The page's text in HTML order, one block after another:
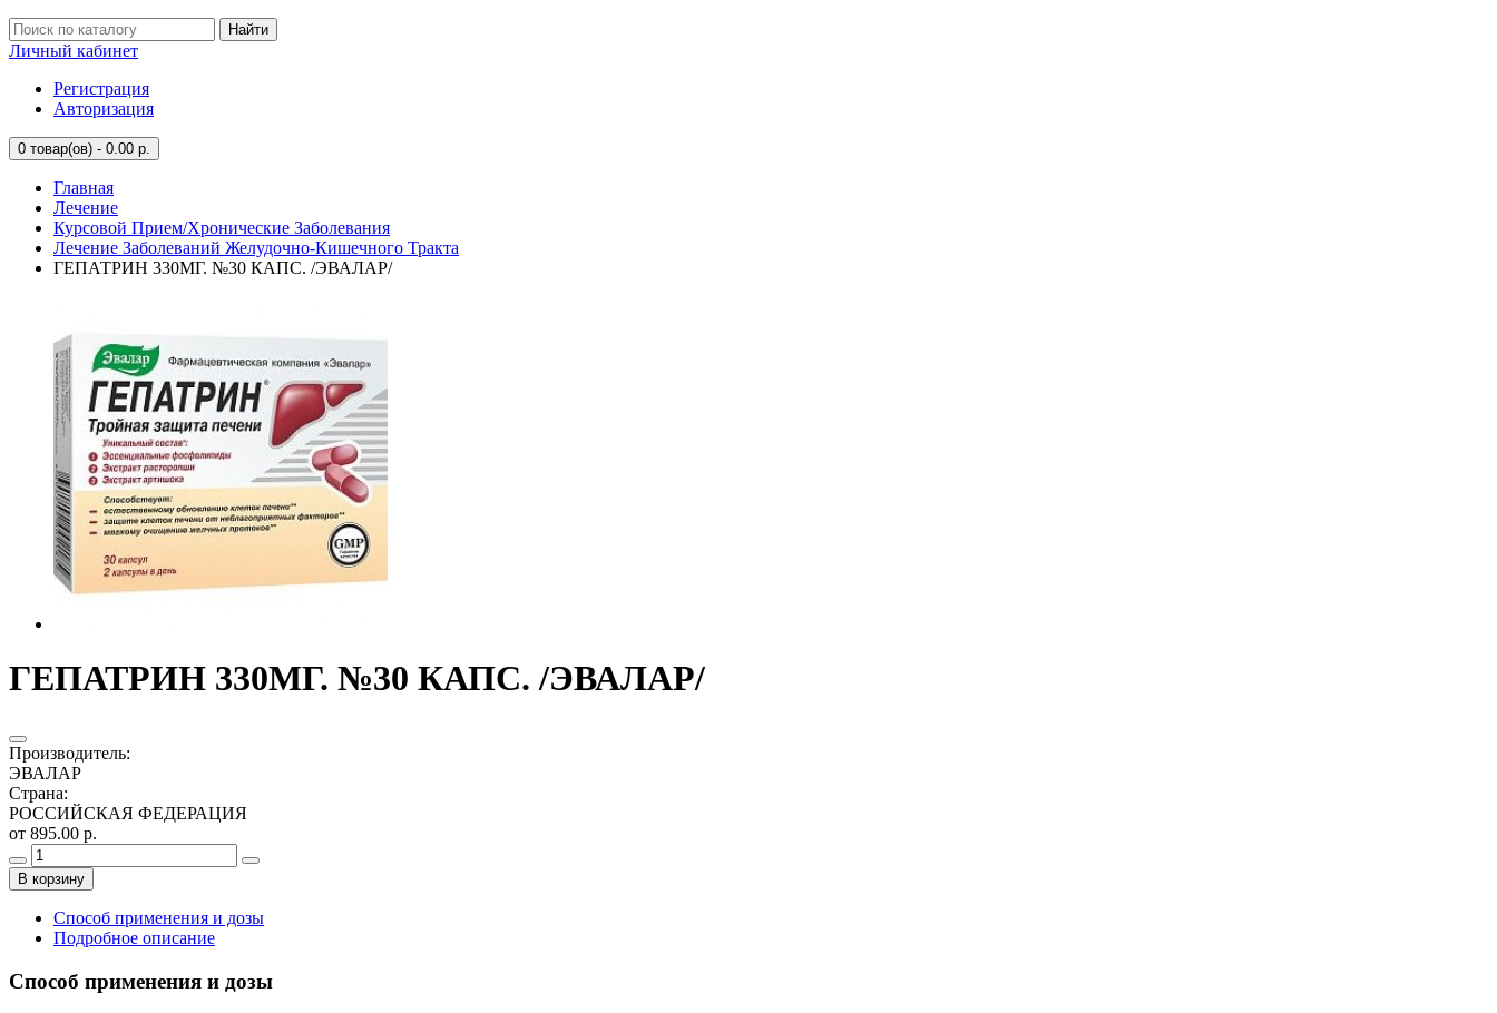
Найти
Личный кабинет
Регистрация
Авторизация
0 товар(ов) - 0.00 р.
Главная
Лечение
Курсовой Прием/Хронические Заболевания
Лечение Заболеваний Желудочно-Кишечного Тракта
ГЕПАТРИН 330МГ. №30 КАПС. /ЭВАЛАР/
ГЕПАТРИН 330МГ. №30 КАПС. /ЭВАЛАР/
Производитель:
ЭВАЛАР
Страна:
РОССИЙСКАЯ ФЕДЕРАЦИЯ
от 895.00 р.
В корзину
Способ применения и дозы
Подробное описание
Способ применения и дозы